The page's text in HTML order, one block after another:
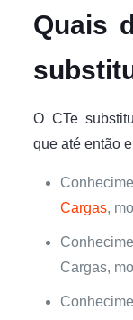
Quais
O CTe
que até então
Cargas,
Cargas,